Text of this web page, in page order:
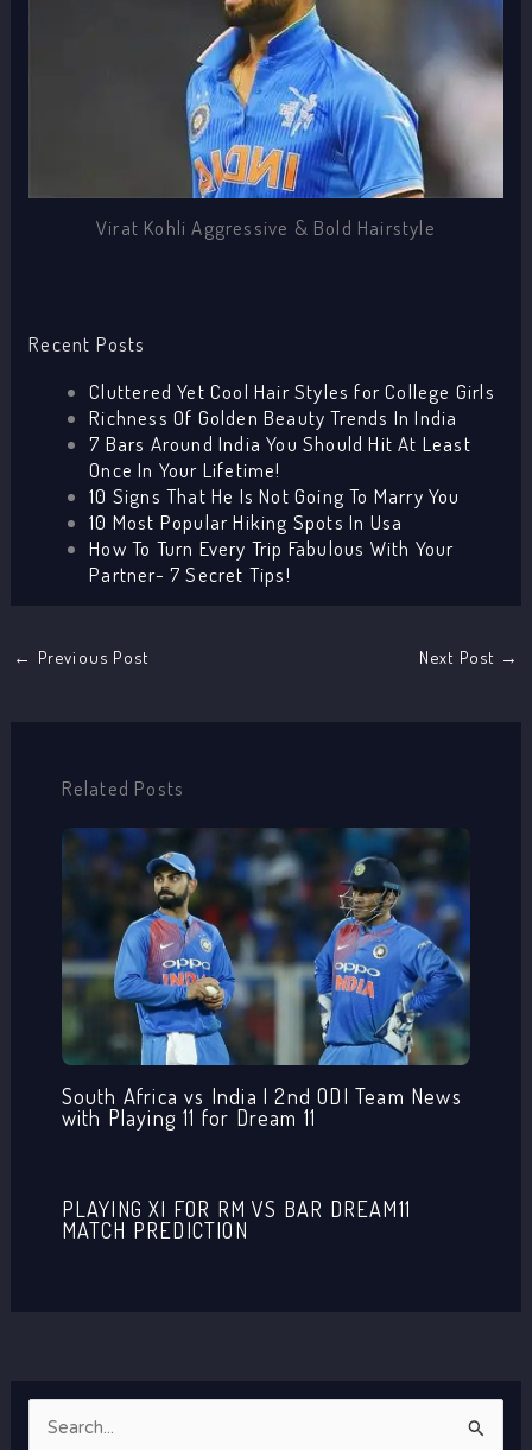
Virat Kohli Aggressive & Bold Hairstyle
Recent Posts
Cluttered Yet Cool Hair Styles for College Girls
Richness Of Golden Beauty Trends In India
7 Bars Around India You Should Hit At Least
Once In Your Lifetime!
10 Signs That He Is Not Going To Marry You
10 Most Popular Hiking Spots In Usa
How To Turn Every Trip Fabulous With Your
Partner- 7 Secret Tips!
← Previous Post Next Post →
Related Posts
South Africa vs India | 2nd ODI Team News
with Playing 11 for Dream 11
PLAYING XI FOR RM VS BAR DREAM11
MATCH PREDICTION